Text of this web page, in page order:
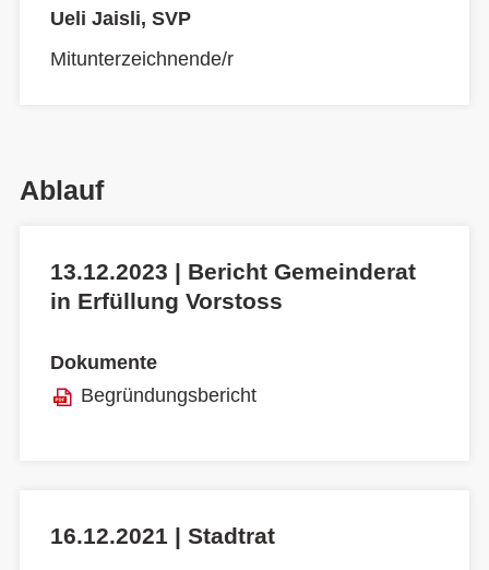
Ueli Jaisli, SVP
Mitunterzeichnende/r
Ablauf
13.12.2023 | Bericht Gemeinderat
in Erfüllung Vorstoss
Dokumente
Begründungsbericht
16.12.2021 | Stadtrat